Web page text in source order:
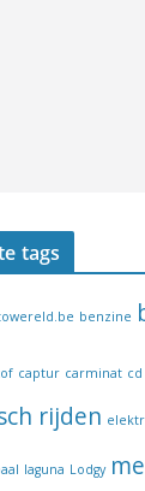
tags
benzine
captur carminat
rijden
laguna Lodgy